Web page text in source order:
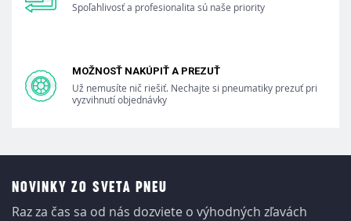
Spoľahlivosť a profesionalita sú naše priority
MOŽNOSŤ NAKÚPIŤ A PREZUŤ
Už nemusíte nič riešiť. Nechajte si pneumatiky prezuť pri
vyzvihnutí objednávky
NOVINKY ZO SVETA PNEU
Raz za čas sa od nás dozviete o výhodných zľavách